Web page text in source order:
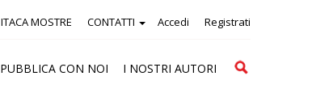
Accedi Registrati
ITACA MOSTRE CONTATTI
PUBBLICA CON NOI I NOSTRI AUTORI
Cerca